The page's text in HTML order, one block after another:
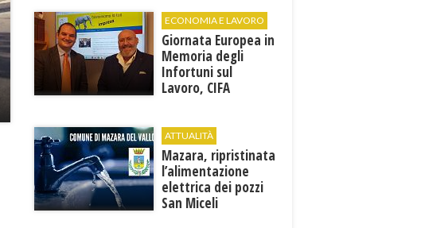
ECONOMIA E LAVORO
Giornata Europea in
Memoria degli
Infortuni sul
Lavoro, CIFA
tradursi in
prevenzione”
ATTUALITÀ
Mazara, ripristinata
l’alimentazione
elettrica dei pozzi
San Miceli